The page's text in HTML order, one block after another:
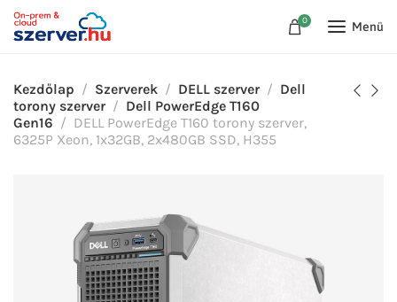
0 Menü
Kezdőlap Szerverek DELL szerver
Dell
torony szerver
Dell PowerEdge T160
Gen16
DELL PowerEdge T160 torony szerver,
6325P Xeon, 1x32GB, 2x480GB SSD, H355